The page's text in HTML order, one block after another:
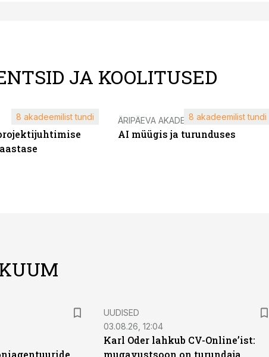
JA KOOLITUSED
8 akadeemilist tundi ÄRIPÄEVA AKADEEMIA
AI müügis ja turunduses
8 akadeemilist tundi
UUDISED
03.08.26, 12:04
Karl Oder lahkub CV-Online’ist:
mugavustsoon on turundaja